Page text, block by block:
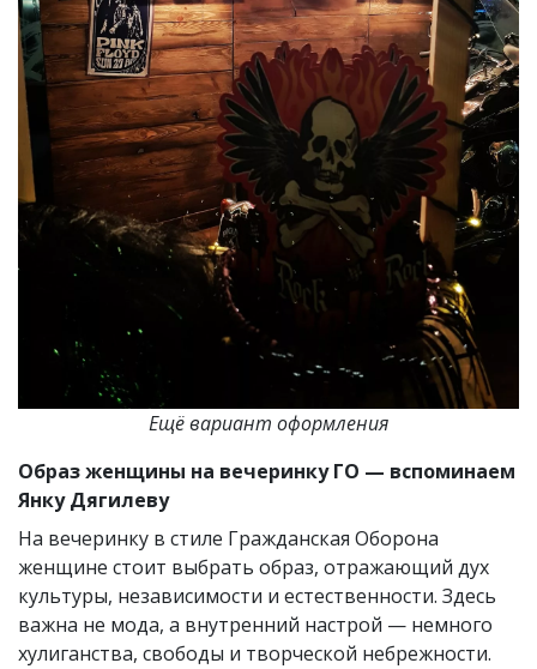
Ещё вариант оформления
Образ женщины на вечеринку ГО — вспоминаем
Янку Дягилеву
На вечеринку в стиле Гражданская Оборона
женщине стоит выбрать образ, отражающий дух
культуры, независимости и естественности. Здесь
важна не мода, а внутренний настрой — немного
хулиганства, свободы и творческой небрежности.